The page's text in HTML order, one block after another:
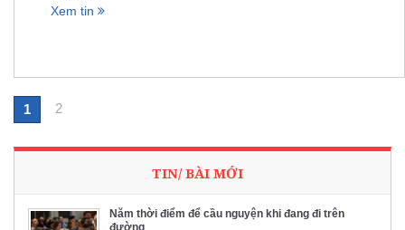
Xem tin
1 2
TIN/ BÀI MỚI
Năm thời điểm để cầu nguyện khi đang đi trên